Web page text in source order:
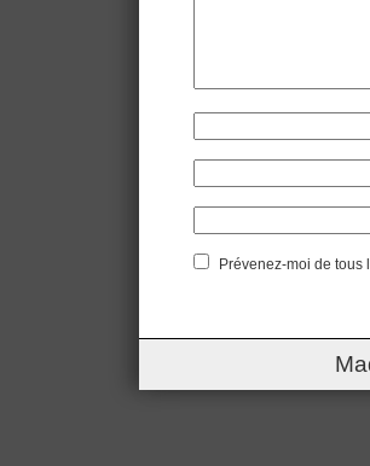
Prévenez-moi de